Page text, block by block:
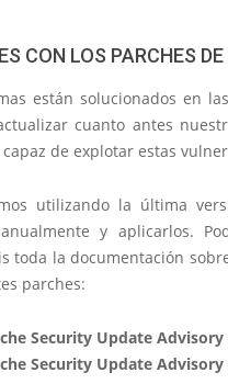
CON LOS PARCHES
están solucionados en
cuanto antes
de explotar estas
utilizando la última
y aplicarlos.
toda la documentación
parches:
Security Update Advisory
Security Update Advisory